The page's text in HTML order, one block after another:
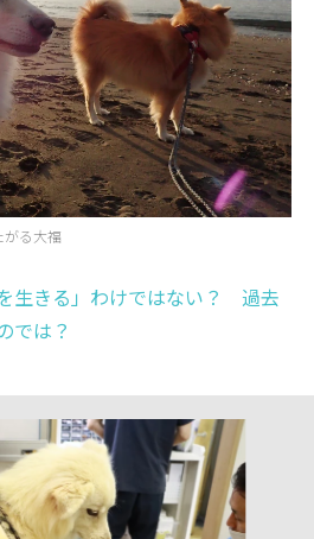
がる大福
を生きる」わけではない？ 過去
では？